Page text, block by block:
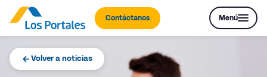
Contáctanos Menú
Volver a noticias